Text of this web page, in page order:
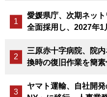
愛媛県庁、次期ネッ
全面採用し、2027年1
三原赤十字病院、院
換時の復旧作業を簡素
ヤマト運輸、自社開